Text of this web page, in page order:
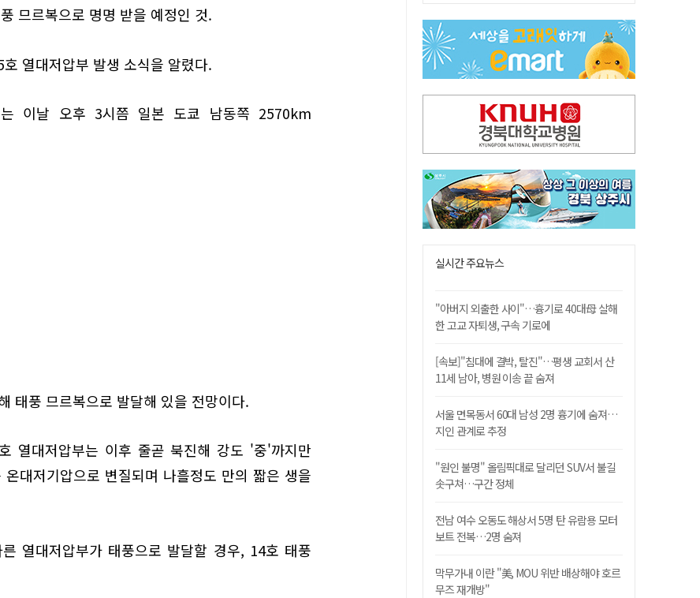
므르복으로 명명 받을 예정인 것.
열대저압부 발생 소식을 알렸다.
는 이날 오후 3시쯤 일본 도쿄 남동쪽 2570km
태풍 므르복으로 발달해 있을 전망이다.
열대저압부는 이후 줄곧 북진해 강도 '중'까지만
대저기압으로 변질되며 나흘정도 만의 짧은 생을
열대저압부가 태풍으로 발달할 경우, 14호 태풍
"침대에 결박, 탈진"…평생 교회서 산 11세 남아, 병원 이송 끝 숨져
휠체어 환자 발로 밀어 숨지게 한 70대 간병인…2심도 집행유예
[금주의 이슈] 하늘의 외계인, 바다의 귀향자…영화 '호프'와 '오디세이'
실시간 주요뉴스
"아버지 외출한 사이"…흉기로 40대母 살해
한 고교 자퇴생, 구속 기로에
[속보]"침대에 결박, 탈진"…평생 교회서 산
11세 남아, 병원 이송 끝 숨져
서울 면목동서 60대 남성 2명 흉기에 숨져…
지인 관계로 추정
"원인 불명" 올림픽대로 달리던 SUV서 불길
솟구쳐…구간 정체
전남 여수 오동도 해상서 5명 탄 유람용 모터
보트 전복…2명 숨져
막무가내 이란 "美, MOU 위반 배상해야 호르
무즈 재개방"